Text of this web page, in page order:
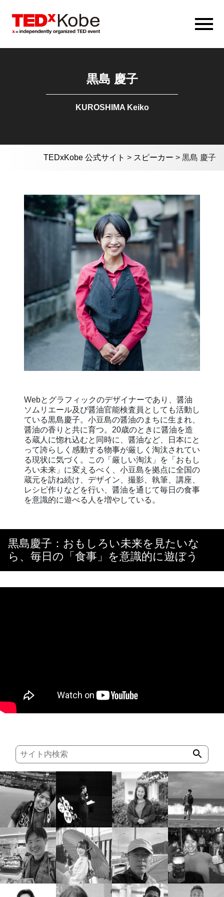
黒島 慶子
KUROSHIMA Keiko
TEDxKobe 公式サイト > スピーカー > 黒島 慶子
Webとグラフィックのデザイナーであり、醤油
ソムリエール及び醤油官能検査員としても活動し
ている黒島慶子。小豆島の醤油のまちに生まれ、
醤油の香りと共に育つ。20歳のときに醤油を造
る蔵人に惚れ込むと同時に、醤油など、日本にと
って誇らしく感動する物事が厳しく淘汰されてい
る現状に気づく。この「厳しい淘汰」を「おもし
ろい未来」に変えるべく、小豆島を拠点に全国の
蔵元を訪ね続け、デザイン、撮影、執筆、講座、
レシピ作りなどを行い、醤油を通じて毎日の食事
を意識的に遊べる人を増やしている。
黒島慶子：おもしろい未来を見たいな
ら、毎日の「食事」を意識的に遊ぼう